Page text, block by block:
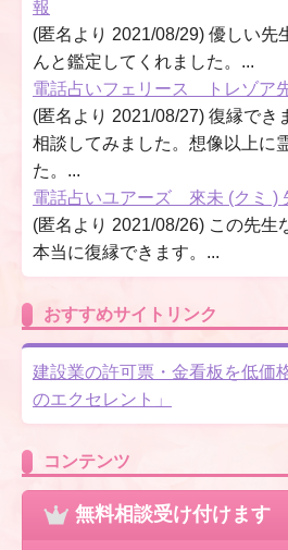
報
(匿名より 2021/08/29) 優しい先
んと鑑定してくれました。...
電話占いフェリース トレゾア
(匿名より 2021/08/27) 復縁でき
相談してみました。想像以上に
た。...
電話占いユアーズ 來未 (クミ )
(匿名より 2021/08/26) この先生
本当に復縁できます。...
おすすめサイトリンク
建設業の許可票・金看板を低価
のエクセレント」
コンテンツ
無料相談受け付けます